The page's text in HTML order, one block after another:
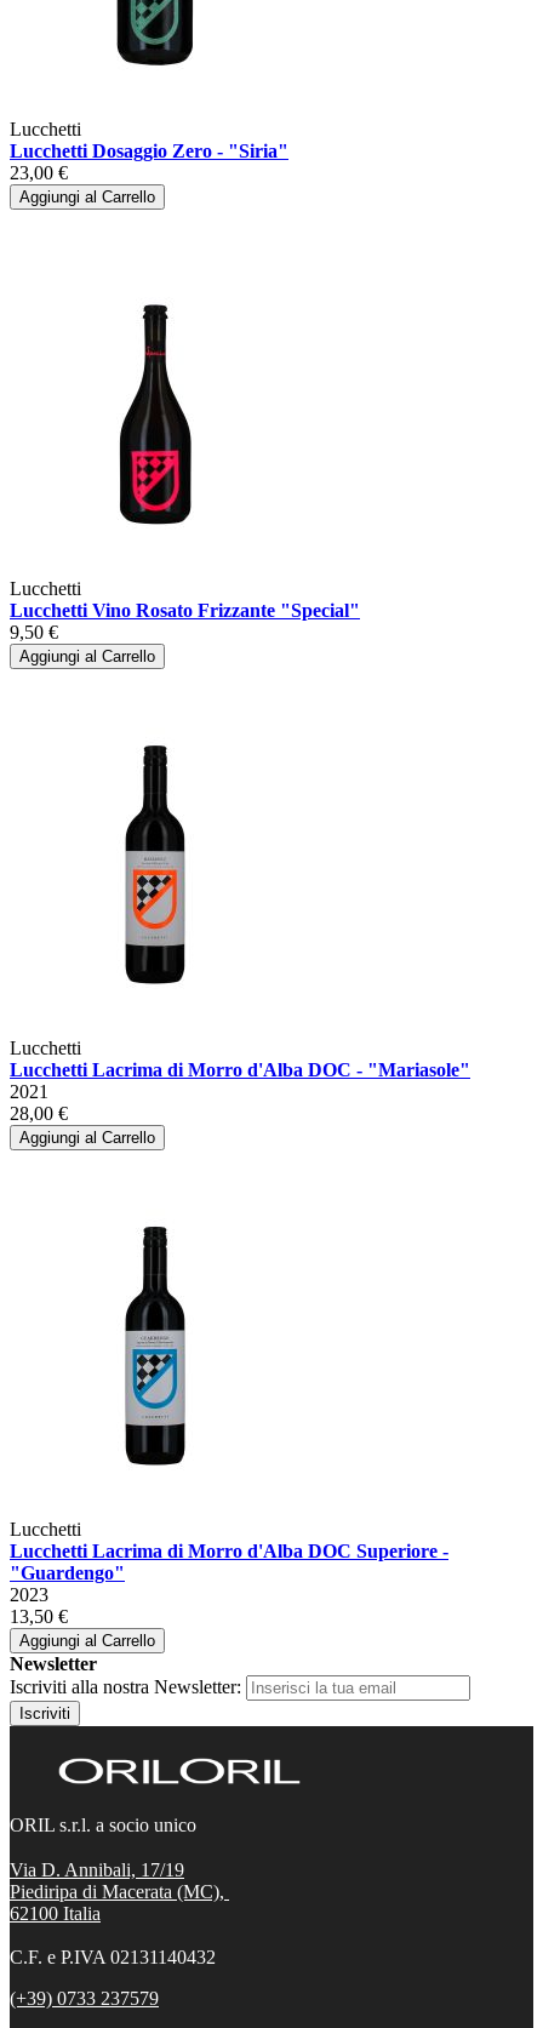
Lucchetti
Lucchetti Dosaggio Zero - "Siria"
23,00 €
Aggiungi al Carrello
Lucchetti
Lucchetti Vino Rosato Frizzante "Special"
9,50 €
Aggiungi al Carrello
Lucchetti
Lucchetti Lacrima di Morro d'Alba DOC - "Mariasole"
2021
28,00 €
Aggiungi al Carrello
Lucchetti
Lucchetti Lacrima di Morro d'Alba DOC Superiore -
"Guardengo"
2023
13,50 €
Aggiungi al Carrello
Newsletter
Iscriviti alla nostra Newsletter:
Iscriviti
ORIL s.r.l. a socio unico
Via D. Annibali, 17/19
Piediripa di Macerata (MC),
62100 Italia
C.F. e P.IVA 02131140432
(+39) 0733 237579